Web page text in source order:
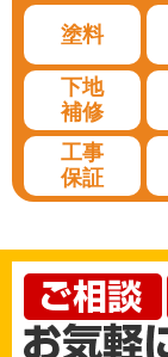
塗料
下地
補修
工事
保証